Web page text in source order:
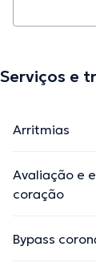
Serviços e
Arritmias
Avaliação e
coração
Bypass